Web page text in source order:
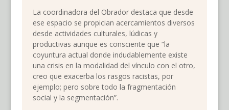
La coordinadora del Obrador destaca que desde
ese espacio se propician acercamientos diversos
desde actividades culturales, lúdicas y
productivas aunque es consciente que “la
coyuntura actual donde indudablemente existe
una crisis en la modalidad del vínculo con el otro,
creo que exacerba los rasgos racistas, por
ejemplo; pero sobre todo la fragmentación
social y la segmentación”.